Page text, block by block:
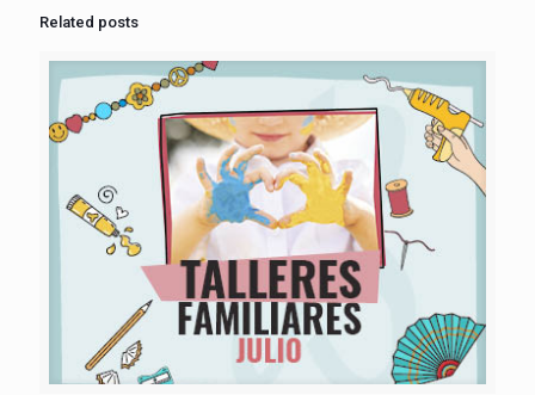
Related posts